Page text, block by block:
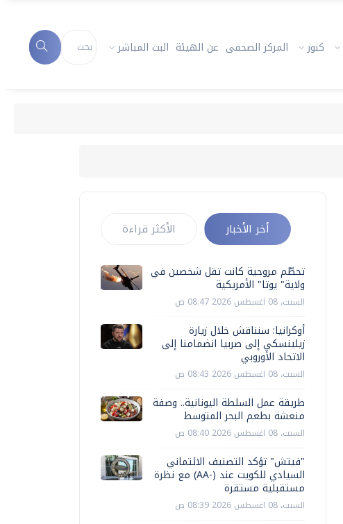
كنوز المركز الصحفى عن الهيئة البث المباشر
أخر الأخبار الأكثر قراءة
تحطّم مروحية كانت تقل شخصين في
ولاية" يوتا" الأمريكية
السبت، 08 اغسطس 2026 08:47 ص
أوكرانيا: سنناقش خلال زيارة
زيلينسكي إلى صربيا انضمامنا إلى
الاتحاد الأوروبي
السبت، 08 اغسطس 2026 08:43 ص
طريقة عمل السلطة اليونانية.. وصفة
منعشة بطعم البحر المتوسط
السبت، 08 اغسطس 2026 08:40 ص
"فيتش" تؤكد التصنيف الائتماني
السيادي للكويت عند (-AA) مع نظرة
مستقبلية مستقرة
السبت، 08 اغسطس 2026 08:39 ص